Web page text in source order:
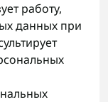
работу,
данных при